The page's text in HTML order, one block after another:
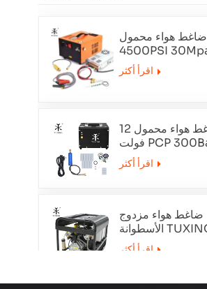
ضاغط هواء محمول
4500PSI 30Mpa
12V
ضاغط هواء محمول 12
فولت PCP 300Bar
TXET062-1
ضاغط هواء مزدوج
الأسطوانة TUXING
TXEDT032